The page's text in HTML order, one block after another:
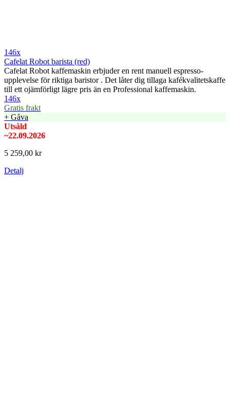
146x
Cafelat Robot barista (red)
Cafelat Robot kaffemaskin erbjuder en rent manuell espresso-
upplevelse för riktiga baristor . Det låter dig tillaga kafékvalitetskaffe
till ett ojämförligt lägre pris än en Professional kaffemaskin.
146x
Gratis frakt
+ Gåva
Utsåld
~22.09.2026
5 259,00 kr
Detalj